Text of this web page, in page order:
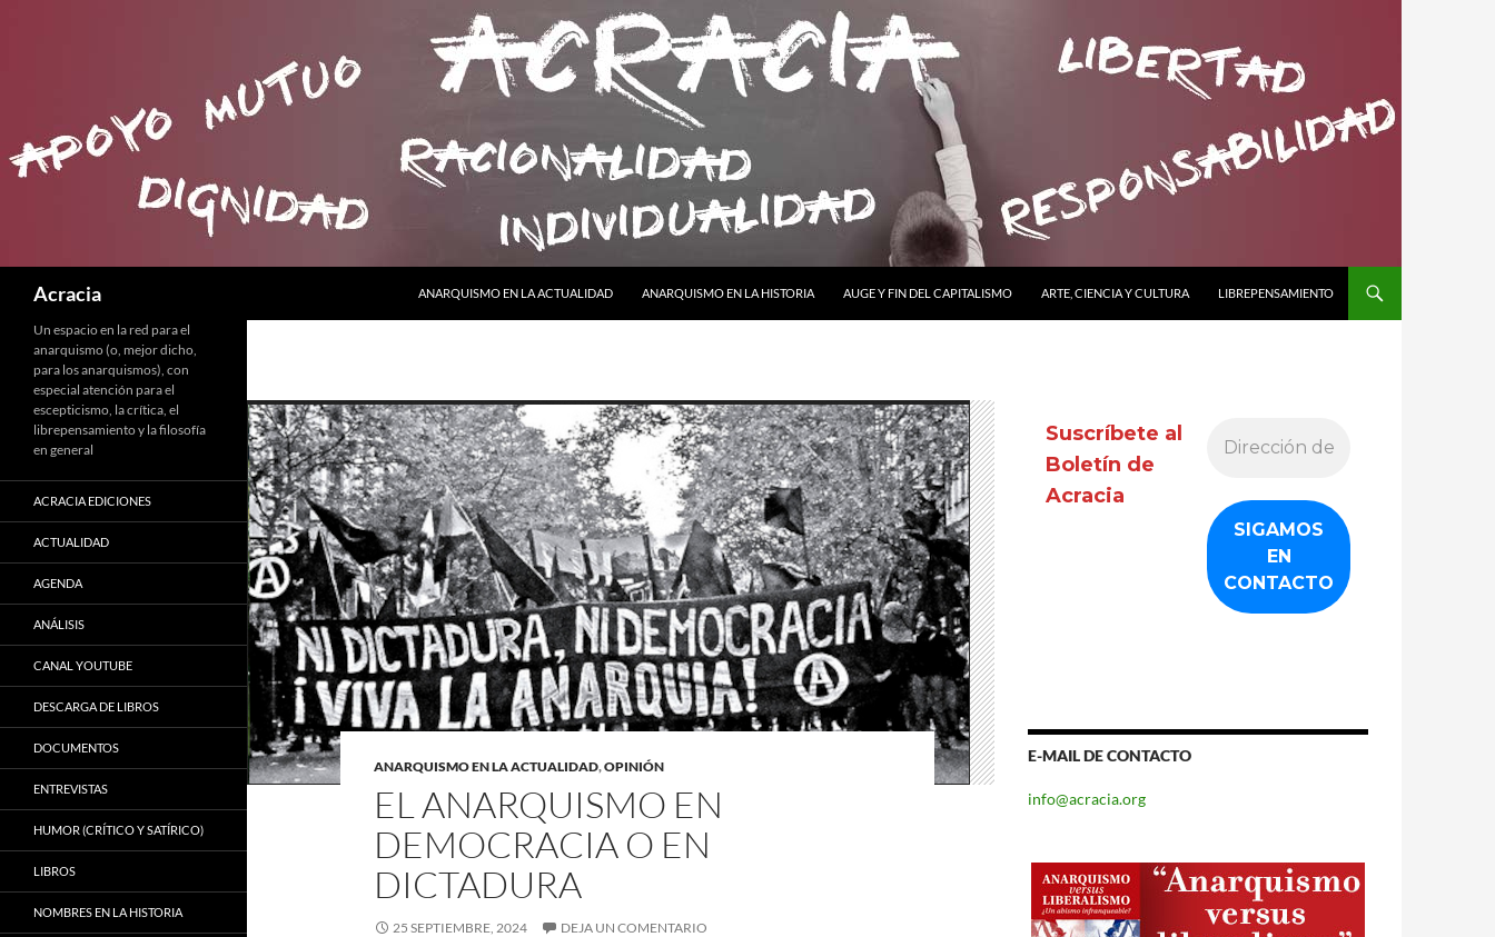
Acracia
ANARQUISMO EN LA ACTUALIDAD
ANARQUISMO EN LA HISTORIA AUGE Y FIN DEL CAPITALISMO ARTE, CIENCIA Y CULTURA LIBREPENSAMIENTO
ANARQUISMO EN LA ACTUALIDAD,OPINIÓN
EL ANARQUISMO EN
DEMOCRACIA O EN
DICTADURA
25 SEPTIEMBRE, 2024 DEJA UN COMENTARIO
Suscríbete al
Boletín de
Acracia
E-MAIL DE CONTACTO
info@acracia.org
Un espacio en la red para el
anarquismo (o, mejor dicho,
para los anarquismos), con
especial atención para el
escepticismo, la crítica, el
librepensamiento y la filosofía
en general
ACRACIA EDICIONES
ACTUALIDAD
AGENDA
ANÁLISIS
CANAL YOUTUBE
DESCARGA DE LIBROS
DOCUMENTOS
ENTREVISTAS
HUMOR (CRÍTICO Y SATÍRICO)
LIBROS
NOMBRES EN LA HISTORIA